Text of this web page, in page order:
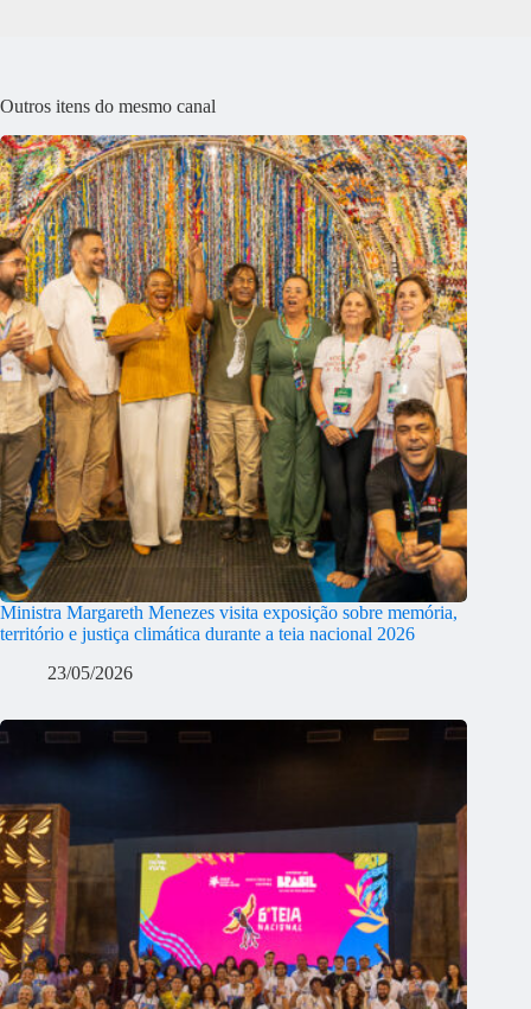
Outros itens do mesmo canal
Ministra Margareth Menezes visita exposição sobre memória,
território e justiça climática durante a teia nacional 2026
23/05/2026